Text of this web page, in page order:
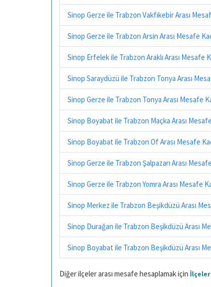
Sinop Gerze ile Trabzon Vakfıkebir Arası
Sinop Gerze ile Trabzon Arsin Arası Mesafe
Sinop Erfelek ile Trabzon Araklı Arası Mesafe
Sinop Saraydüzü ile Trabzon Tonya Arası
Sinop Gerze ile Trabzon Tonya Arası Mesafe
Sinop Boyabat ile Trabzon Maçka Arası
Sinop Boyabat ile Trabzon Of Arası Mesafe
Sinop Gerze ile Trabzon Şalpazarı Arası
Sinop Gerze ile Trabzon Yomra Arası Mesafe
Sinop Merkez ile Trabzon Beşikdüzü Arası
Sinop Durağan ile Trabzon Beşikdüzü Arası
Sinop Boyabat ile Trabzon Beşikdüzü Arası
Diğer ilçeler arası mesafe hesaplamak için İlçeler